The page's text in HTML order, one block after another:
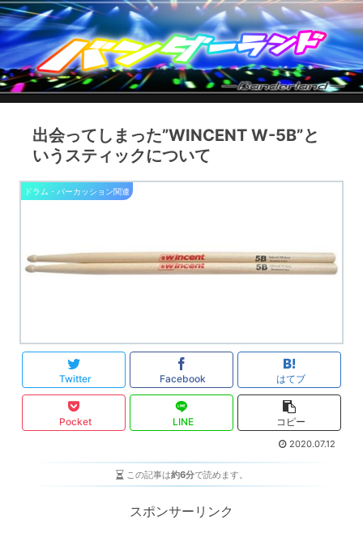
出会ってしまった”WINCENT W-5B”と
いうスティックについて
ドラム・パーカッション関連
Twitter Facebook はてブ
Pocket LINE コピー
2020.07.12
この記事は約6分で読めます。
スポンサーリンク